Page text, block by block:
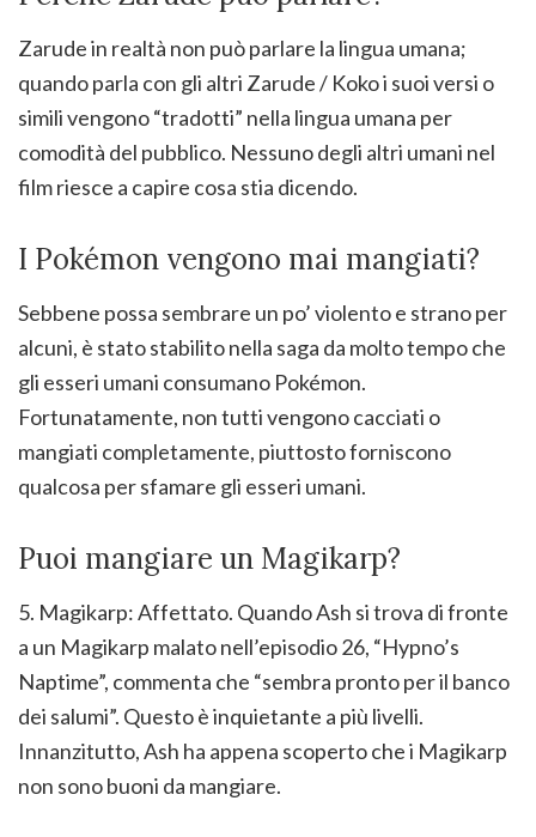
Zarude in realtà non può parlare la lingua umana;
quando parla con gli altri Zarude / Koko i suoi versi o
simili vengono “tradotti” nella lingua umana per
comodità del pubblico. Nessuno degli altri umani nel
film riesce a capire cosa stia dicendo.
I Pokémon vengono mai mangiati?
Sebbene possa sembrare un po’ violento e strano per
alcuni, è stato stabilito nella saga da molto tempo che
gli esseri umani consumano Pokémon.
Fortunatamente, non tutti vengono cacciati o
mangiati completamente, piuttosto forniscono
qualcosa per sfamare gli esseri umani.
Puoi mangiare un Magikarp?
5. Magikarp: Affettato. Quando Ash si trova di fronte
a un Magikarp malato nell’episodio 26, “Hypno’s
Naptime”, commenta che “sembra pronto per il banco
dei salumi”. Questo è inquietante a più livelli.
Innanzitutto, Ash ha appena scoperto che i Magikarp
non sono buoni da mangiare.